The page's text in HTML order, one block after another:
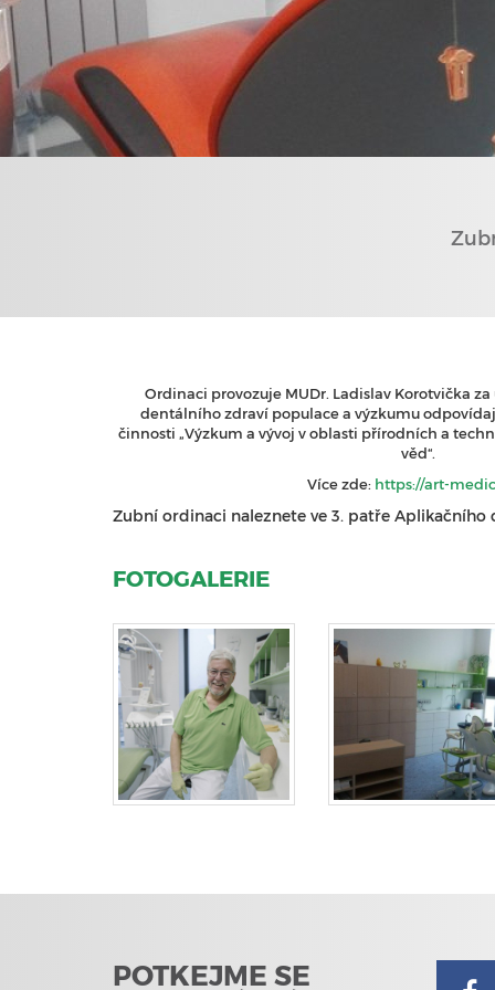
Ordinaci provozuje MUDr. Ladislav Korotvička
dentálního zdraví populace a výzkumu
činnosti „Výzkum a vývoj v oblasti přírodních a
věd“.
Více zde: https://art-
Zubní ordinaci naleznete ve 3. patře Aplikačního
FOTOGALERIE
POTKEJME SE